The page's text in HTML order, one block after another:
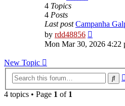
4 Topics
4 Posts
Last post Campanha
by rdd48856
the
Mon Mar 30, 2026 4:22
New Topic
4 topics • Page 1 of 1